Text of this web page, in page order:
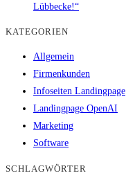
Lübbecke!“
KATEGORIEN
Allgemein
Firmenkunden
Infoseiten Landingpage
Landingpage OpenAI
Marketing
Software
SCHLAGWÖRTER